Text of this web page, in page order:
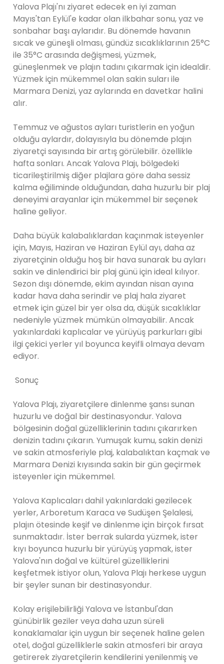
Yalova Plajı'nı ziyaret edecek en iyi zaman
Mayıs'tan Eylül'e kadar olan ilkbahar sonu, yaz ve
sonbahar başı aylarıdır. Bu dönemde havanın
sıcak ve güneşli olması, gündüz sıcaklıklarının 25°C
ile 35°C arasında değişmesi, yüzmek,
güneşlenmek ve plajın tadını çıkarmak için idealdir.
Yüzmek için mükemmel olan sakin suları ile
Marmara Denizi, yaz aylarında en davetkar halini
alır.
Temmuz ve ağustos ayları turistlerin en yoğun
olduğu aylardır, dolayısıyla bu dönemde plajın
ziyaretçi sayısında bir artış görülebilir. özellikle
hafta sonları. Ancak Yalova Plajı, bölgedeki
ticarileştirilmiş diğer plajlara göre daha sessiz
kalma eğiliminde olduğundan, daha huzurlu bir plaj
deneyimi arayanlar için mükemmel bir seçenek
haline geliyor.
Daha büyük kalabalıklardan kaçınmak isteyenler
için, Mayıs, Haziran ve Haziran Eylül ayı, daha az
ziyaretçinin olduğu hoş bir hava sunarak bu ayları
sakin ve dinlendirici bir plaj günü için ideal kılıyor.
Sezon dışı dönemde, ekim ayından nisan ayına
kadar hava daha serindir ve plaj hala ziyaret
etmek için güzel bir yer olsa da, düşük sıcaklıklar
nedeniyle yüzmek mümkün olmayabilir. Ancak
yakınlardaki kaplıcalar ve yürüyüş parkurları gibi
ilgi çekici yerler yıl boyunca keyifli olmaya devam
ediyor.
Sonuç
Yalova Plajı, ziyaretçilere dinlenme şansı sunan
huzurlu ve doğal bir destinasyondur. Yalova
bölgesinin doğal güzelliklerinin tadını çıkarırken
denizin tadını çıkarın. Yumuşak kumu, sakin denizi
ve sakin atmosferiyle plaj, kalabalıktan kaçmak ve
Marmara Denizi kıyısında sakin bir gün geçirmek
isteyenler için mükemmel.
Yalova Kaplıcaları dahil yakınlardaki gezilecek
yerler, Arboretum Karaca ve Sudüşen Şelalesi,
plajın ötesinde keşif ve dinlenme için birçok fırsat
sunmaktadır. İster berrak sularda yüzmek, ister
kıyı boyunca huzurlu bir yürüyüş yapmak, ister
Yalova'nın doğal ve kültürel güzelliklerini
keşfetmek istiyor olun, Yalova Plajı herkese uygun
bir şeyler sunan bir destinasyondur.
Kolay erişilebilirliği Yalova ve İstanbul'dan
günübirlik geziler veya daha uzun süreli
konaklamalar için uygun bir seçenek haline gelen
otel, doğal güzelliklerle sakin atmosferi bir araya
getirerek ziyaretçilerin kendilerini yenilenmiş ve